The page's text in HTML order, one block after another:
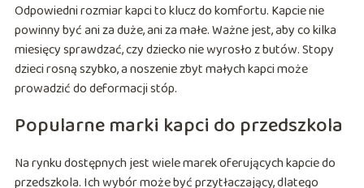
Odpowiedni rozmiar kapci to klucz do komfortu. Kapcie nie
powinny być ani za duże, ani za małe. Ważne jest, aby co kilka
miesięcy sprawdzać, czy dziecko nie wyrosło z butów. Stopy
dzieci rosną szybko, a noszenie zbyt małych kapci może
prowadzić do deformacji stóp.
Popularne marki kapci do przedszkola
Na rynku dostępnych jest wiele marek oferujących kapcie do
przedszkola. Ich wybór może być przytłaczający, dlatego